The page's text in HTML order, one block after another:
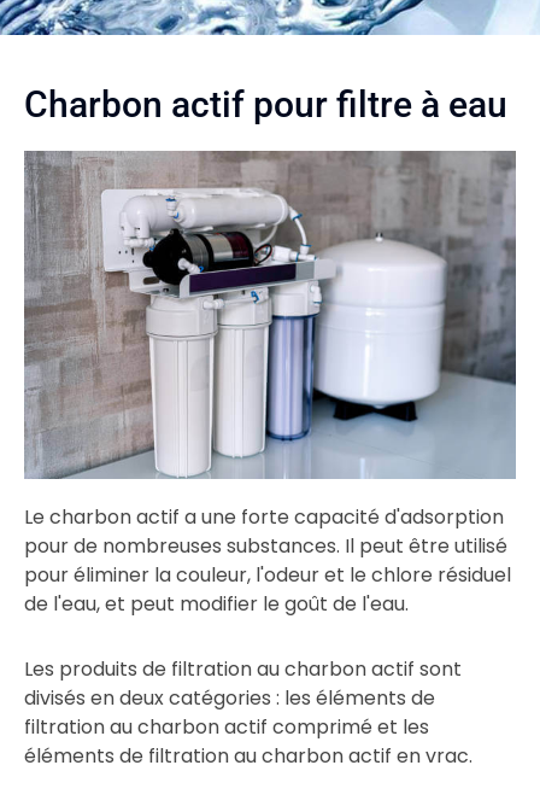
Charbon actif pour filtre à eau
Le charbon actif a une forte capacité d'adsorption
pour de nombreuses substances. Il peut être utilisé
pour éliminer la couleur, l'odeur et le chlore résiduel
de l'eau, et peut modifier le goût de l'eau.
Les produits de filtration au charbon actif sont
divisés en deux catégories : les éléments de
filtration au charbon actif comprimé et les
éléments de filtration au charbon actif en vrac.